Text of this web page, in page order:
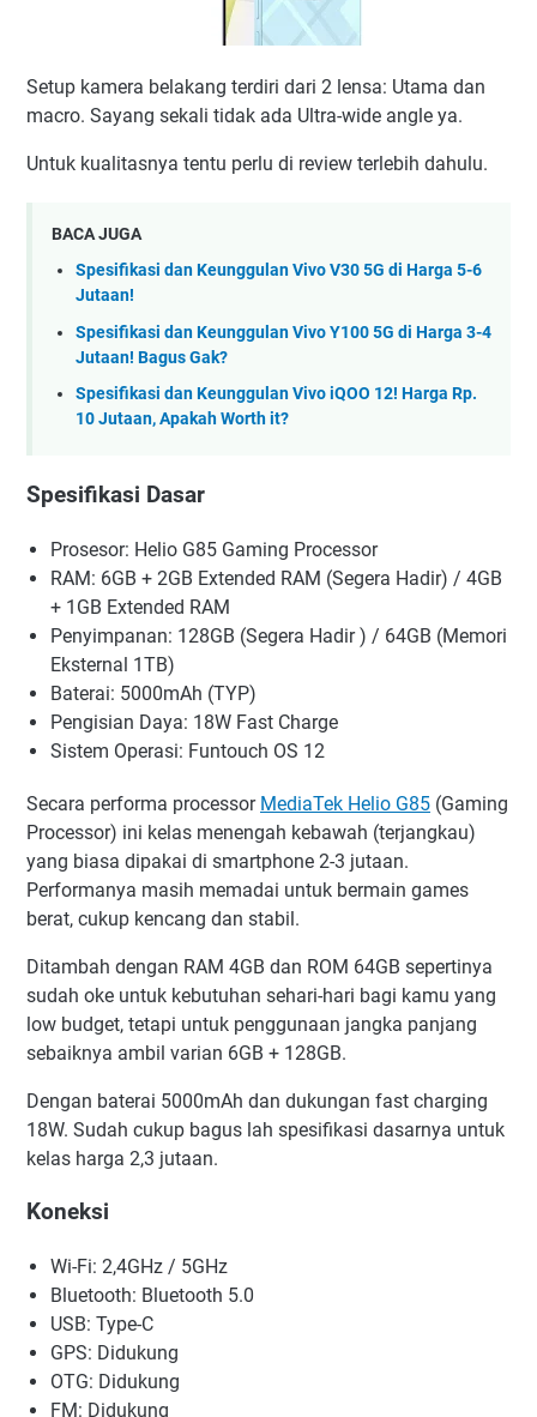
Setup kamera belakang terdiri dari 2 lensa: Utama dan
macro. Sayang sekali tidak ada Ultra-wide angle ya.
Untuk kualitasnya tentu perlu di review terlebih dahulu.
BACA JUGA
Spesifikasi dan Keunggulan Vivo V30 5G di Harga 5-6
Jutaan!
Spesifikasi dan Keunggulan Vivo Y100 5G di Harga 3-4
Jutaan! Bagus Gak?
Spesifikasi dan Keunggulan Vivo iQOO 12! Harga Rp.
10 Jutaan, Apakah Worth it?
Spesifikasi Dasar
Prosesor: Helio G85 Gaming Processor
RAM: 6GB + 2GB Extended RAM (Segera Hadir) / 4GB
+ 1GB Extended RAM
Penyimpanan: 128GB (Segera Hadir ) / 64GB (Memori
Eksternal 1TB)
Baterai: 5000mAh (TYP)
Pengisian Daya: 18W Fast Charge
Sistem Operasi: Funtouch OS 12
Secara performa processor MediaTek Helio G85 (Gaming
Processor) ini kelas menengah kebawah (terjangkau)
yang biasa dipakai di smartphone 2-3 jutaan.
Performanya masih memadai untuk bermain games
berat, cukup kencang dan stabil.
Ditambah dengan RAM 4GB dan ROM 64GB sepertinya
sudah oke untuk kebutuhan sehari-hari bagi kamu yang
low budget, tetapi untuk penggunaan jangka panjang
sebaiknya ambil varian 6GB + 128GB.
Dengan baterai 5000mAh dan dukungan fast charging
18W. Sudah cukup bagus lah spesifikasi dasarnya untuk
kelas harga 2,3 jutaan.
Koneksi
Wi-Fi: 2,4GHz / 5GHz
Bluetooth: Bluetooth 5.0
USB: Type-C
GPS: Didukung
OTG: Didukung
FM: Didukung